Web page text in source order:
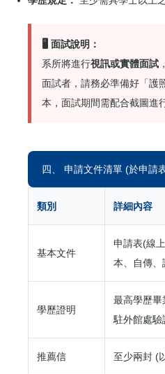
🖥️ 面試說明：
系所將進行視訊或實體面試
面試者，請務必準備好「護
本，面試期間需配合截圖進
四、 申請文件清單 (於申請
類別 詳細內容
基本文件
申請表(線
本、自傳、
學歷證明
最高學歷畢
駐外館處驗
推薦信 至少兩封 (